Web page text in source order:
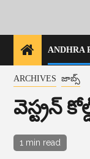
ANDHRA
ARCHIVES జాబ్స్
వెస్ట్రన్
1 min read